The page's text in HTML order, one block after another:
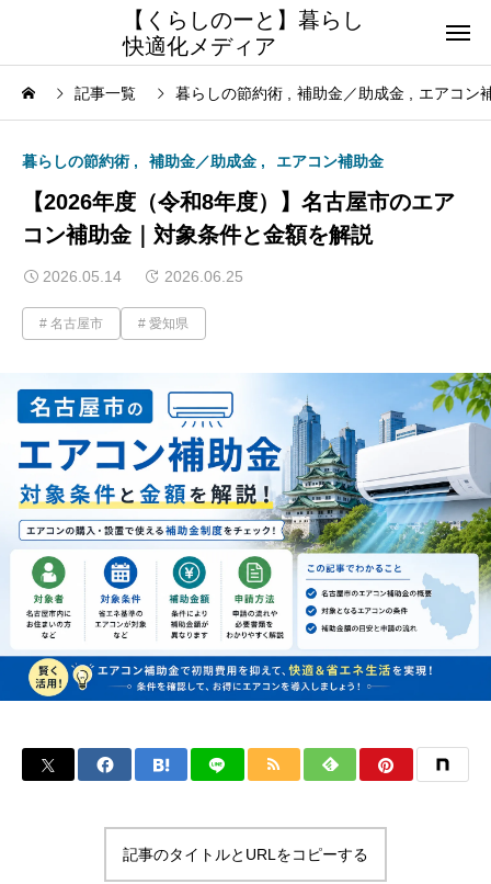
【くらしのーと】暮らし
快適化メディア
記事一覧 暮らしの節約術 補助金／助成金 エアコン
暮らしの節約術 補助金／助成金 エアコン補助金
【2026年度（令和8年度）】名古屋市のエア
コン補助金｜対象条件と金額を解説
2026.05.14 2026.06.25
名古屋市 愛知県
記事のタイトルとURLをコピーする